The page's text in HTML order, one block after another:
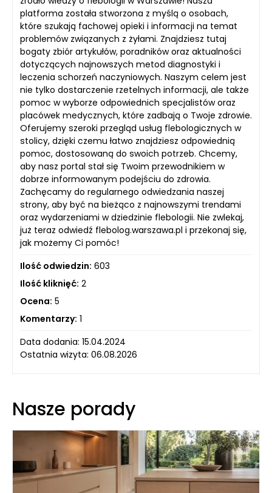
platforma została stworzona z myślą o osobach,
które szukają fachowej opieki i informacji na temat
problemów związanych z żyłami. Znajdziesz tutaj
bogaty zbiór artykułów, poradników oraz aktualności
dotyczących najnowszych metod diagnostyki i
leczenia schorzeń naczyniowych. Naszym celem jest
nie tylko dostarczenie rzetelnych informacji, ale także
pomoc w wyborze odpowiednich specjalistów oraz
placówek medycznych, które zadbają o Twoje zdrowie.
Oferujemy szeroki przegląd usług flebologicznych w
stolicy, dzięki czemu łatwo znajdziesz odpowiednią
pomoc, dostosowaną do swoich potrzeb. Chcemy,
aby nasz portal stał się Twoim przewodnikiem w
dobrze informowanym podejściu do zdrowia.
Zachęcamy do regularnego odwiedzania naszej
strony, aby być na bieżąco z najnowszymi trendami
oraz wydarzeniami w dziedzinie flebologii. Nie zwlekaj,
już teraz odwiedź flebolog.warszawa.pl i przekonaj się,
jak możemy Ci pomóc!
Ilość odwiedzin: 603
Ilość kliknięć: 2
Ocena: 5
Komentarzy: 1
Data dodania: 15.04.2024
Ostatnia wizyta: 06.08.2026
Nasze porady